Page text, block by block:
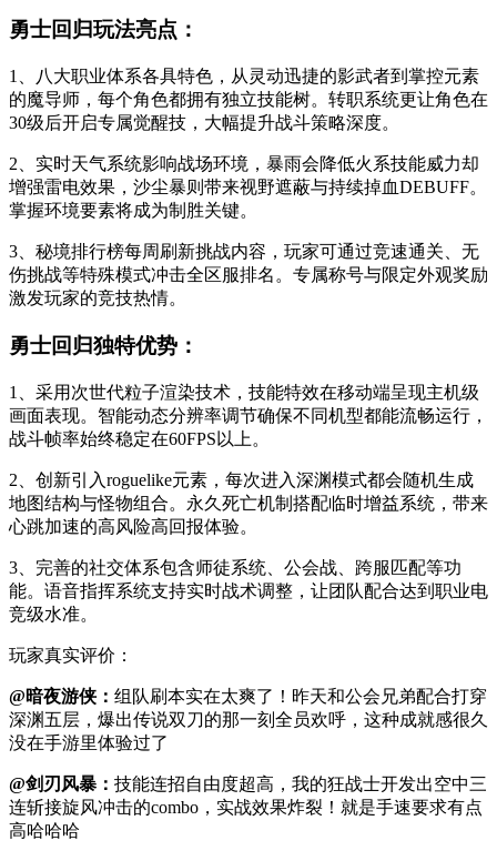
勇士回归玩法亮点：
1、八大职业体系各具特色，从灵动迅捷的影武者到掌控元素
的魔导师，每个角色都拥有独立技能树。转职系统更让角色在
30级后开启专属觉醒技，大幅提升战斗策略深度。
2、实时天气系统影响战场环境，暴雨会降低火系技能威力却
增强雷电效果，沙尘暴则带来视野遮蔽与持续掉血DEBUFF。
掌握环境要素将成为制胜关键。
3、秘境排行榜每周刷新挑战内容，玩家可通过竞速通关、无
伤挑战等特殊模式冲击全区服排名。专属称号与限定外观奖励
激发玩家的竞技热情。
勇士回归独特优势：
1、采用次世代粒子渲染技术，技能特效在移动端呈现主机级
画面表现。智能动态分辨率调节确保不同机型都能流畅运行，
战斗帧率始终稳定在60FPS以上。
2、创新引入roguelike元素，每次进入深渊模式都会随机生成
地图结构与怪物组合。永久死亡机制搭配临时增益系统，带来
心跳加速的高风险高回报体验。
3、完善的社交体系包含师徒系统、公会战、跨服匹配等功
能。语音指挥系统支持实时战术调整，让团队配合达到职业电
竞级水准。
玩家真实评价：
@暗夜游侠： 组队刷本实在太爽了！昨天和公会兄弟配合打穿
深渊五层，爆出传说双刀的那一刻全员欢呼，这种成就感很久
没在手游里体验过了
@剑刃风暴： 技能连招自由度超高，我的狂战士开发出空中三
连斩接旋风冲击的combo，实战效果炸裂！就是手速要求有点
高哈哈哈